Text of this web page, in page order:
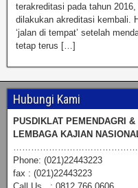
terakreditasi pada tahun
dilakukan akreditasi kembali.
‘jalan di tempat’ setelah
tetap terus […]
Hubungi Kami
PUSDIKLAT PEMENDAGRI &
LEMBAGA KAJIAN
Phone: (021)22443223
fax : (021)22443223